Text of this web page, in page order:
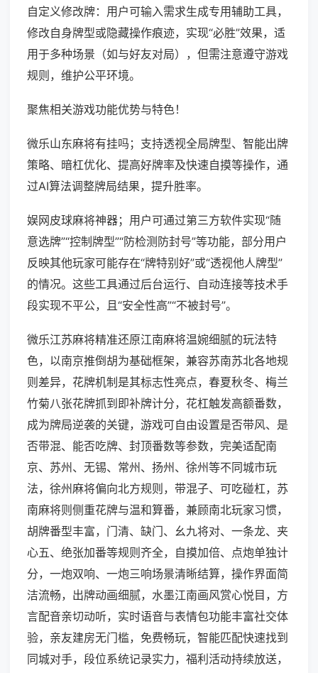
自定义修改牌：用户可输入需求生成专用辅助工具，
修改自身牌型或隐藏操作痕迹，实现“必胜”效果，适
用于多种场景（如与好友对局），但需注意遵守游戏
规则，维护公平环境。
聚焦相关游戏功能优势与特色！
微乐山东麻将有挂吗；支持透视全局牌型、智能出牌
策略、暗杠优化、提高好牌率及快速自摸等操作，通
过AI算法调整牌局结果，提升胜率。
娱网皮球麻将神器；用户可通过第三方软件实现“随
意选牌”“控制牌型”“防检测防封号”等功能，部分用户
反映其他玩家可能存在“牌特别好”或“透视他人牌型”
的情况。这些工具通过后台运行、自动连接等技术手
段实现不平公，且“安全性高”“不被封号”。
微乐江苏麻将精准还原江南麻将温婉细腻的玩法特
色，以南京推倒胡为基础框架，兼容苏南苏北各地规
则差异，花牌机制是其标志性亮点，春夏秋冬、梅兰
竹菊八张花牌抓到即补牌计分，花杠触发高额番数，
成为牌局逆袭的关键，游戏可自由设置是否带风、是
否带混、能否吃牌、封顶番数等参数，完美适配南
京、苏州、无锡、常州、扬州、徐州等不同城市玩
法，徐州麻将偏向北方规则，带混子、可吃碰杠，苏
南麻将则侧重花牌与温和算番，兼顾南北玩家习惯，
胡牌番型丰富，门清、缺门、幺九将对、一条龙、夹
心五、绝张加番等规则齐全，自摸加倍、点炮单独计
分，一炮双响、一炮三响场景清晰结算，操作界面简
洁流畅，出牌动画细腻，水墨江南画风赏心悦目，方
言配音亲切动听，实时语音与表情包功能丰富社交体
验，亲友建房无门槛，免费畅玩，智能匹配快速找到
同城对手，段位系统记录实力，福利活动持续放送，